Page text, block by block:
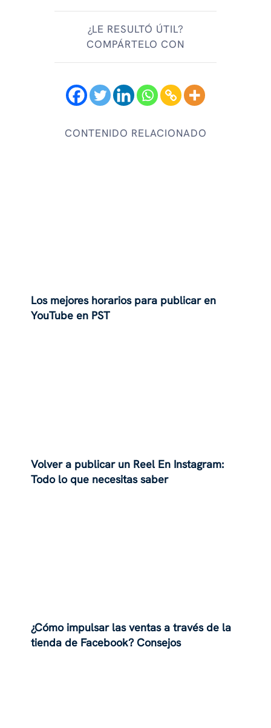
¿LE RESULTÓ ÚTIL?
COMPÁRTELO CON
CONTENIDO RELACIONADO
Los mejores horarios para publicar en
YouTube en PST
Volver a publicar un Reel En Instagram:
Todo lo que necesitas saber
¿Cómo impulsar las ventas a través de la
tienda de Facebook? Consejos